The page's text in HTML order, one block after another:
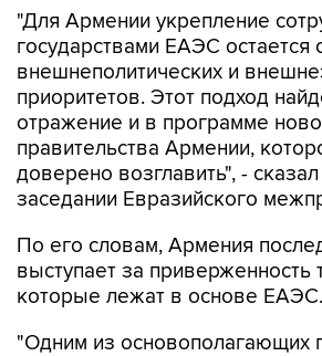
внешнеполитических и
приоритетов. Этот подход
отражение и в программе
правительства Армении,
доверено возглавить", -
заседании Евразийского
По его словам, Армения
которые лежат в основе ЕАЭС.
"Одним из основополагающих
товаров, услуг, капитала и